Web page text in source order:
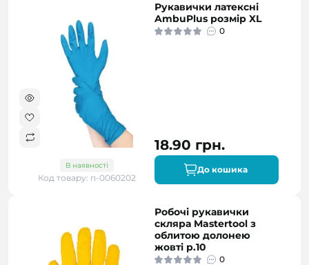
В наявності
Код товару: п-0060202
Рукавички латексні
AmbuPlus розмір XL
0
18.90 грн.
До кошика
Робочі рукавички
скляра Mastertool з
облитою долонею
жовті р.10
0